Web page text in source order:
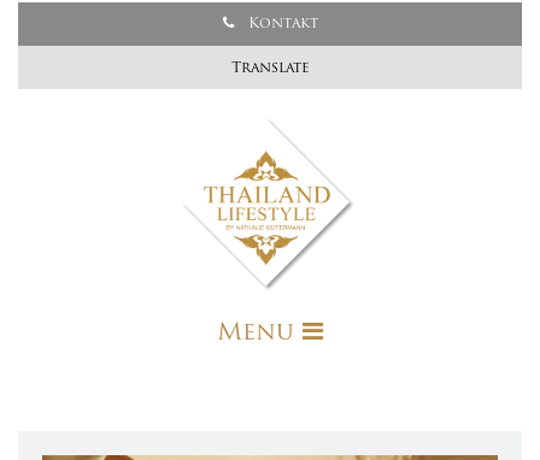
Kontakt
Translate
Menu